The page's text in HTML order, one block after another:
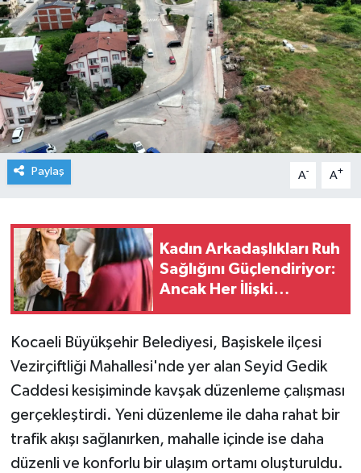
Paylaş A- A+
Kadın Arkadaşlıkları Ruh
Sağlığını Güçlendiriyor:
Ancak Her İlişki
Kocaeli Büyükşehir Belediyesi, Başiskele ilçesi
Vezirçiftliği Mahallesi'nde yer alan Seyid Gedik
Caddesi kesişiminde kavşak düzenleme çalışması
gerçekleştirdi. Yeni düzenleme ile daha rahat bir
trafik akışı sağlanırken, mahalle içinde ise daha
düzenli ve konforlu bir ulaşım ortamı oluşturuldu.